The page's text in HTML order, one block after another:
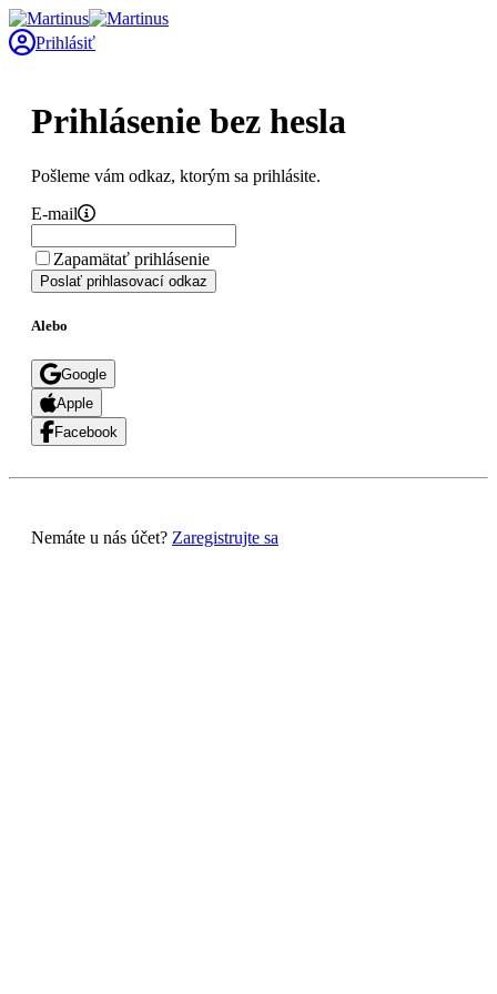
Prihlásiť
Prihlásenie bez hesla
Pošleme vám odkaz, ktorým sa prihlásite.
E-mail
Zapamätať prihlásenie
Poslať prihlasovací odkaz
Alebo
Google
Apple
Facebook
Nemáte u nás účet? Zaregistrujte sa